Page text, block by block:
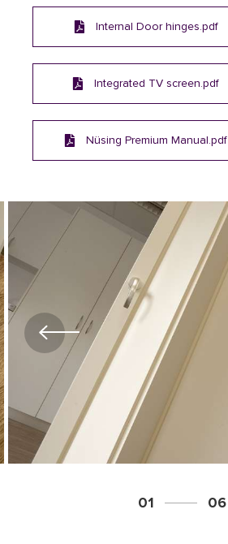
Internal Door hinges.pdf
Integrated TV screen.pdf
Nüsing Premium Manual.pdf
01 06